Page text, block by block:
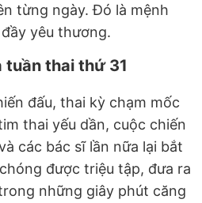
từng ngày. Đó là mệnh
yêu thương.
tuần thai thứ 31
đấu, thai kỳ chạm mốc
thai yếu dần, cuộc chiến
các bác sĩ lần nữa lại bắt
được triệu tập, đưa ra
những giây phút căng